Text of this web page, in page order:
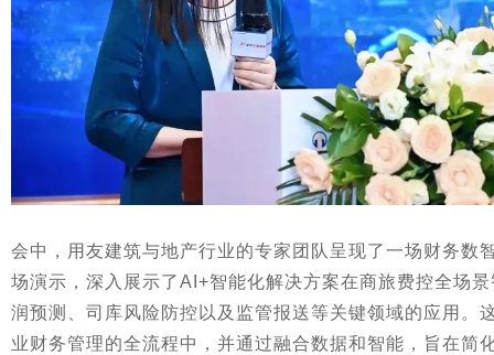
会中，用友建筑与地产行业的专家团队呈现了一场财务数
场演示，深入展示了AI+智能化解决方案在商旅费控全场
润预测、司库风险防控以及监管报送等关键领域的应用。
业财务管理的全流程中，并通过融合数据和智能，旨在简